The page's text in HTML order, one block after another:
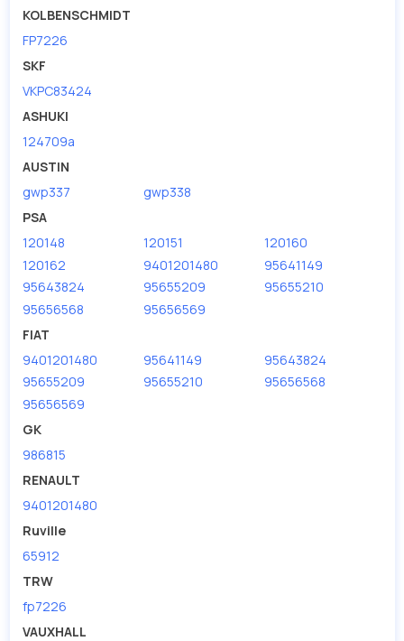
KOLBENSCHMIDT
FP7226
SKF
VKPC83424
ASHUKI
124709a
AUSTIN
gwp337
gwp338
PSA
120148
120151
120160
120162
9401201480
95641149
95643824
95655209
95655210
95656568
95656569
FIAT
9401201480
95641149
95643824
95655209
95655210
95656568
95656569
GK
986815
RENAULT
9401201480
Ruville
65912
TRW
fp7226
VAUXHALL